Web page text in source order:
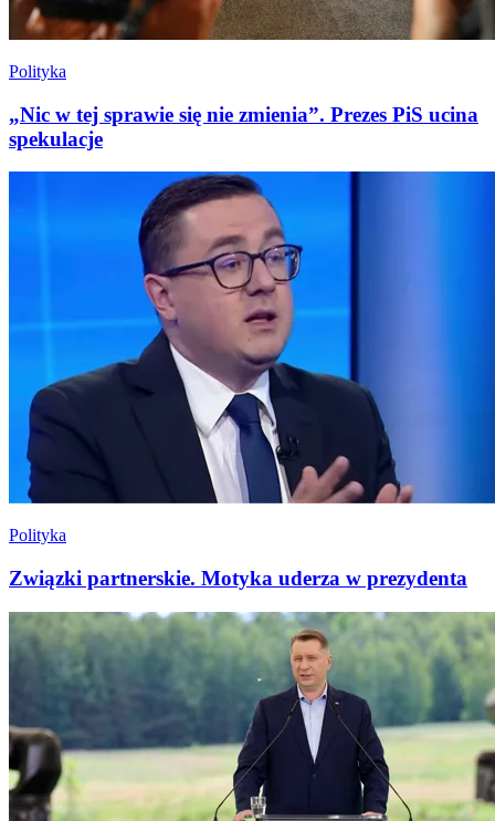
Polityka
„Nic w tej sprawie się nie zmienia”. Prezes PiS ucina
spekulacje
Polityka
Związki partnerskie. Motyka uderza w prezydenta